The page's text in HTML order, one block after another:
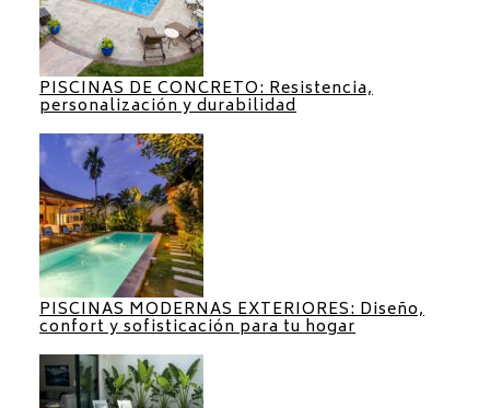
PISCINAS DE CONCRETO: Resistencia,
personalización y durabilidad
PISCINAS MODERNAS EXTERIORES: Diseño,
confort y sofisticación para tu hogar